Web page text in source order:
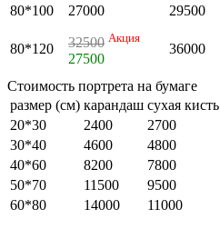
80*100
27000 29500
80*120 32500 Акция
27500
36000
Стоимость портрета на бумаге
размер (см) карандаш сухая кисть
20*30
2400 2700
30*40
4600 4800
40*60
8200 7800
50*70
11500 9500
60*80
14000 11000